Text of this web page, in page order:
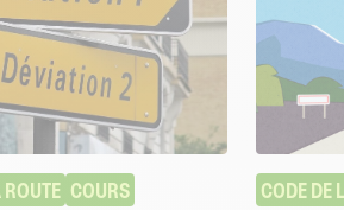
ROUTE COURS CODE DE